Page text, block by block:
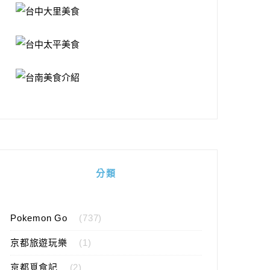
分類
Pokemon Go (737)
京都旅遊玩樂 (1)
京都覓食記 (2)